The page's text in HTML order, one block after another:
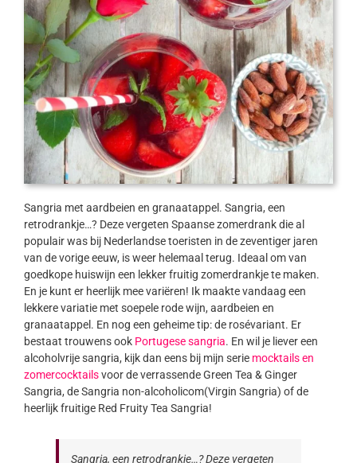
Sangria met aardbeien en granaatappel. Sangria, een
retrodrankje…? Deze vergeten Spaanse zomerdrank die al
populair was bij Nederlandse toeristen in de zeventiger jaren
van de vorige eeuw, is weer helemaal terug. Ideaal om van
goedkope huiswijn een lekker fruitig zomerdrankje te maken.
En je kunt er heerlijk mee variëren! Ik maakte vandaag een
lekkere variatie met soepele rode wijn, aardbeien en
granaatappel. En nog een geheime tip: de rosévariant. Er
bestaat trouwens ook Portugese sangria. En wil je liever een
alcoholvrije sangria, kijk dan eens bij mijn serie mocktails en
zomercocktailsvoor de verrassende Green Tea & Ginger
Sangria, de Sangria non-alcoholicom(Virgin Sangria) of de
heerlijk fruitige Red Fruity Tea Sangria!
Sangria, een retrodrankje…? Deze vergeten